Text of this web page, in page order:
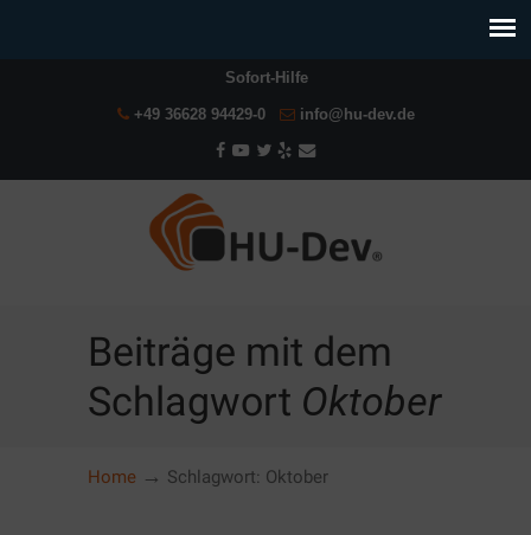
Sofort-Hilfe
+49 36628 94429-0 info@hu-dev.de
Beiträge mit dem
Schlagwort Oktober
Home → Schlagwort: Oktober